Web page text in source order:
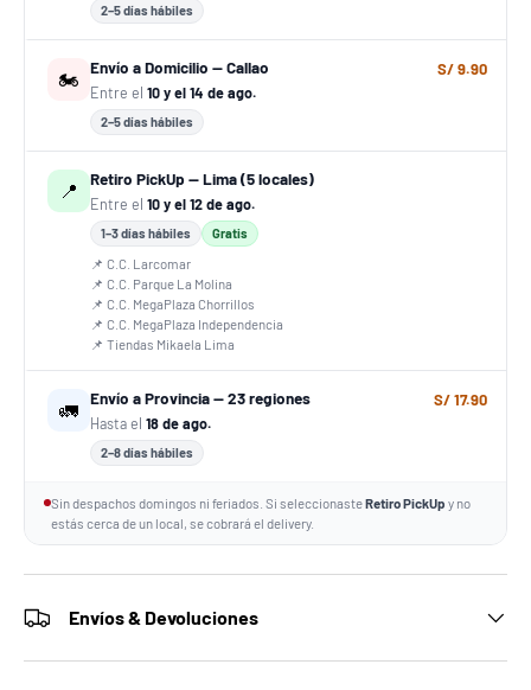
2–5 días hábiles
🏍️
Envío a Domicilio — Callao
Entre el 10 y el 14 de ago.
2–5 días hábiles
S/ 9.90
📍
Retiro PickUp — Lima (5 locales)
Entre el 10 y el 12 de ago.
1–3 días hábiles Gratis
📌 C.C. Larcomar
📌 C.C. Parque La Molina
📌 C.C. MegaPlaza Chorrillos
📌 C.C. MegaPlaza Independencia
📌 Tiendas Mikaela Lima
🚛
Envío a Provincia — 23 regiones
Hasta el 18 de ago.
2–8 días hábiles
S/ 17.90
Sin despachos domingos ni feriados. Si seleccionasteRetiro PickUp y no
estás cerca de un local, se cobrará el delivery.
Envíos & Devoluciones